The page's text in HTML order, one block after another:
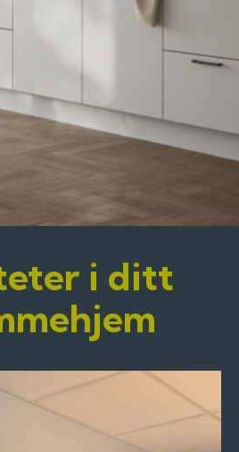
i ditt